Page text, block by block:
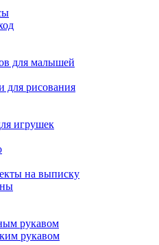
для малышей
для рисования
игрушек
на выписку
рукавом
рукавом